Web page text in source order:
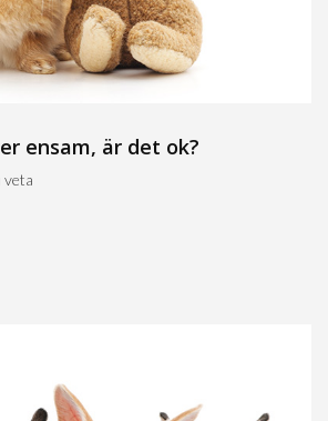
ensam, är det ok?
veta